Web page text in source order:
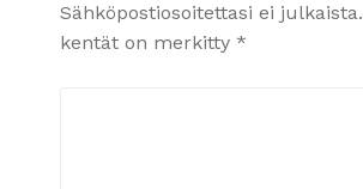
Sähköpostiosoitettasi ei julkaista.
kentät on merkitty *